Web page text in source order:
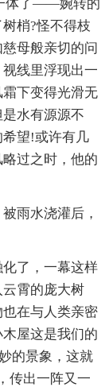
体了——婉转的
梢?怪不得枝
慈母般亲切的问
线里浮现出一
下变得光滑无
水有源源不
望!或许有几
过之时，他的
雨水浇灌后，
了，一幕这样
霄的庞大树
在与人类亲密
屋这是我们的
的景象，这就
传出一阵又一